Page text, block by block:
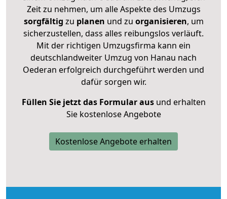
Zeit zu nehmen, um alle Aspekte des Umzugs
sorgfältig zu planen und zu organisieren, um
sicherzustellen, dass alles reibungslos verläuft.
Mit der richtigen Umzugsfirma kann ein
deutschlandweiter Umzug von Hanau nach
Oederan erfolgreich durchgeführt werden und
dafür sorgen wir.
Füllen Sie jetzt das Formular ausund erhalten
Sie kostenlose Angebote
Kostenlose Angebote erhalten